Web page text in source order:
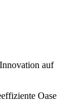
auf
Oase